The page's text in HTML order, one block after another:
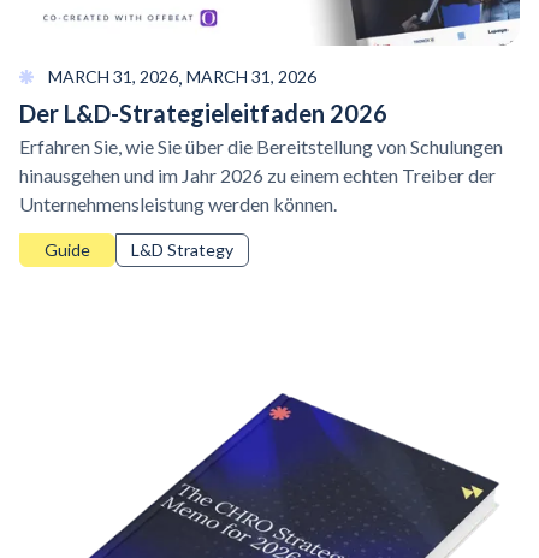
MARCH 31, 2026 MARCH 31, 2026
Der L&D-Strategieleitfaden 2026
Erfahren Sie, wie Sie über die Bereitstellung von Schulungen
hinausgehen und im Jahr 2026 zu einem echten Treiber der
Unternehmensleistung werden können.
Guide L&D Strategy